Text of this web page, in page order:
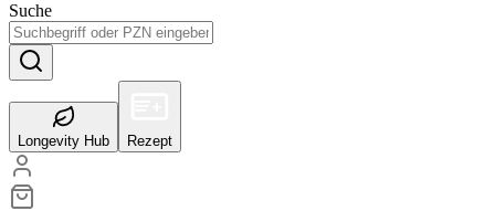
Suche
Longevity Hub Rezept